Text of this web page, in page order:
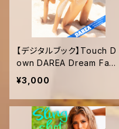
【デジタルブック】Touch D
own DAREA Dream Fact
ory Magazine
¥3,000